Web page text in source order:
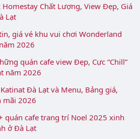
Homestay Chất Lượng, View Đẹp, Giá
Lạt
giá vé khu vui chơi Wonderland
2026
quán cafe view Đẹp, Cực “Chill”
năm 2026
Đà Lạt và Menu, Bảng giá,
mãi 2026
quán cafe trang trí Noel 2025 xinh
ở Đà Lạt